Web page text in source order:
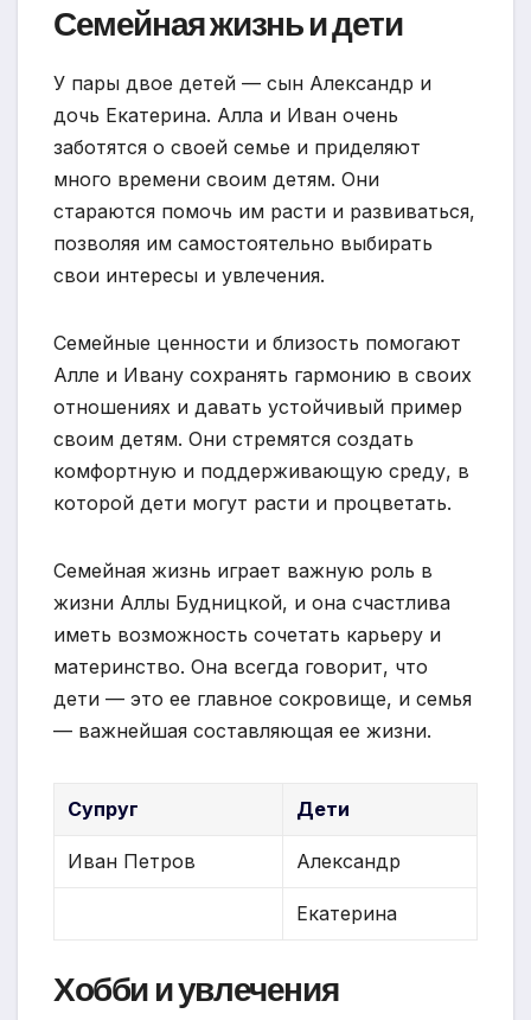
Семейная жизнь и дети
У пары двое детей — сын Александр и
дочь Екатерина. Алла и Иван очень
заботятся о своей семье и приделяют
много времени своим детям. Они
стараются помочь им расти и развиваться,
позволяя им самостоятельно выбирать
свои интересы и увлечения.
Семейные ценности и близость помогают
Алле и Ивану сохранять гармонию в своих
отношениях и давать устойчивый пример
своим детям. Они стремятся создать
комфортную и поддерживающую среду, в
которой дети могут расти и процветать.
Семейная жизнь играет важную роль в
жизни Аллы Будницкой, и она счастлива
иметь возможность сочетать карьеру и
материнство. Она всегда говорит, что
дети — это ее главное сокровище, и семья
— важнейшая составляющая ее жизни.
Супруг Дети
Иван Петров Александр
Екатерина
Хобби и увлечения